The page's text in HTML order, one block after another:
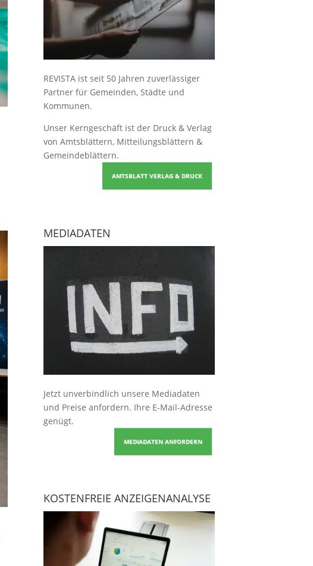
REVISTA ist seit 50 Jahren zuverlässiger
Partner für Gemeinden, Städte und
Kommunen.
Unser Kerngeschäft ist der Druck & Verlag
von Amtsblättern, Mitteilungsblättern &
Gemeindeblättern.
AMTSBLATT VERLAG & DRUCK
MEDIADATEN
Jetzt unverbindlich unsere Mediadaten
und Preise anfordern. Ihre E-Mail-Adresse
genügt.
MEDIADATEN ANFORDERN
KOSTENFREIE ANZEIGENANALYSE